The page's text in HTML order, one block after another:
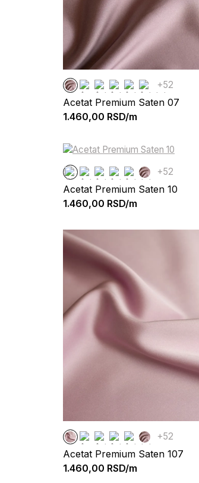
+52
Acetat Premium Saten 07
1.460,00 RSD/m
+52
Acetat Premium Saten 10
1.460,00 RSD/m
+52
Acetat Premium Saten 107
1.460,00 RSD/m